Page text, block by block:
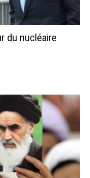
du nucléaire